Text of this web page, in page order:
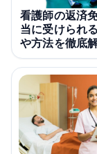
看護師の返済
当に受けられ
や方法を徹底